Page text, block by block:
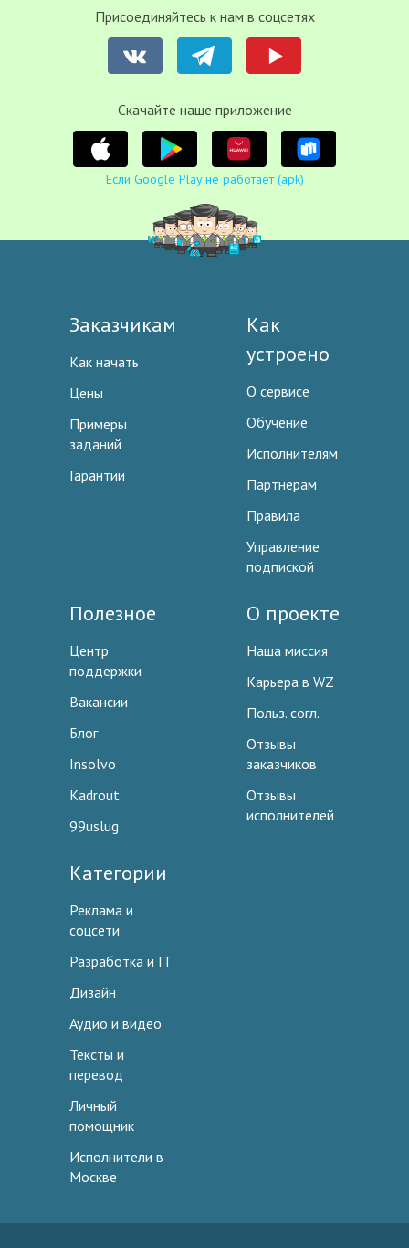
Присоединяйтесь к нам в соцсетях
Cкачайте наше приложение
Если Google Play не работает (apk)
Заказчикам
Как начать
Цены
Примеры
заданий
Гарантии
Как
устроено
О сервисе
Обучение
Исполнителям
Партнерам
Правила
Управление
подпиской
Полезное
Центр
поддержки
Вакансии
Блог
Insolvo
Kadrout
99uslug
О проекте
Наша миссия
Карьера в WZ
Польз. согл.
Отзывы
заказчиков
Отзывы
исполнителей
Категории
Реклама и
соцсети
Разработка и IT
Дизайн
Аудио и видео
Тексты и
перевод
Личный
помощник
Исполнители в
Москве